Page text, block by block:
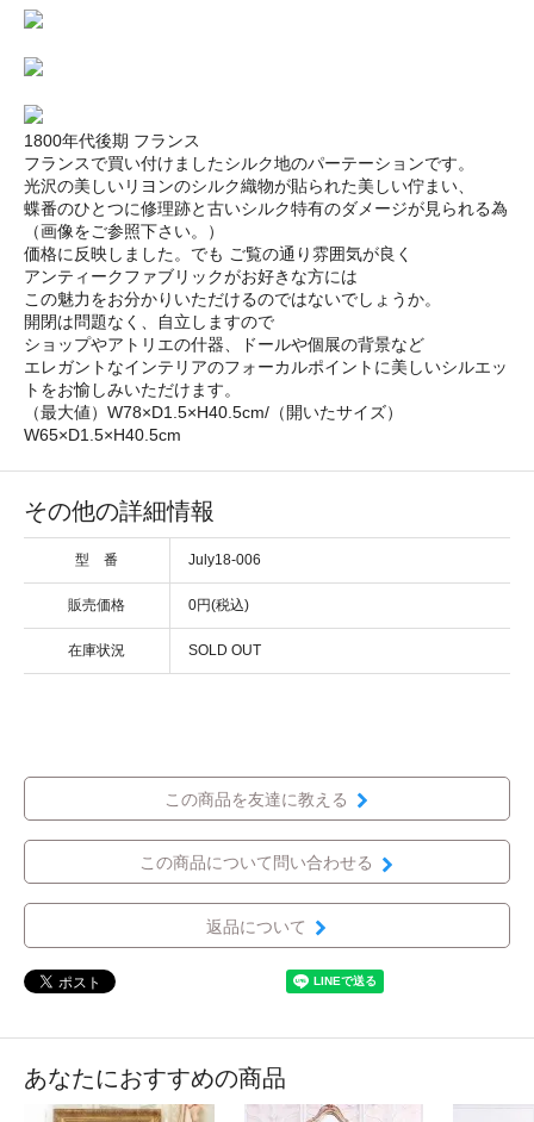
1800年代後期 フランス
フランスで買い付けましたシルク地のパーテーションです。
光沢の美しいリヨンのシルク織物が貼られた美しい佇まい、
蝶番のひとつに修理跡と古いシルク特有のダメージが見られる為
（画像をご参照下さい。）
価格に反映しました。でも ご覧の通り雰囲気が良く
アンティークファブリックがお好きな方には
この魅力をお分かりいただけるのではないでしょうか。
開閉は問題なく、自立しますので
ショップやアトリエの什器、ドールや個展の背景など
エレガントなインテリアのフォーカルポイントに美しいシルエッ
トをお愉しみいただけます。
（最大値）W78×D1.5×H40.5cm/（開いたサイズ）
W65×D1.5×H40.5cm
その他の詳細情報
型 番 July18-006
販売価格 0円(税込)
在庫状況 SOLD OUT
この商品を友達に教える
この商品について問い合わせる
返品について
あなたにおすすめの商品